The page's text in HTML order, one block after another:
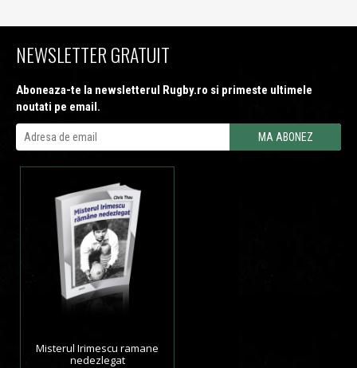
NEWSLETTER GRATUIT
Aboneaza-te la newsletterul Rugby.ro si primeste ultimele
noutati pe email.
Misterul Irimescu ramane
nedezlegat